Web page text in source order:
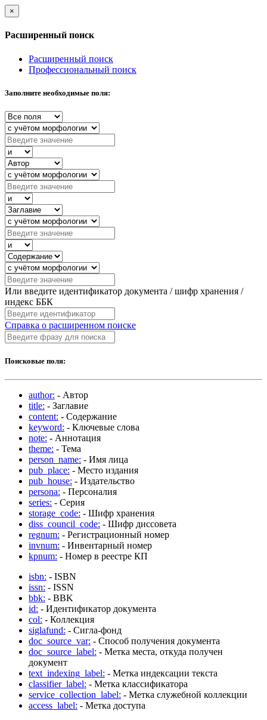
×
Расширенный поиск
Расширенный поиск
Профессиональный поиск
Заполните необходимые поля:
Или введите идентификатор документа / шифр хранения /
индекс ББК
Справка о расширенном поиске
Поисковые поля:
author: - Автор
title: - Заглавие
content: - Содержание
keyword: - Ключевые слова
note: - Аннотация
theme: - Тема
person_name: - Имя лица
pub_place: - Место издания
pub_house: - Издательство
persona: - Персоналия
series: - Серия
storage_code: - Шифр хранения
diss_council_code: - Шифр диссовета
regnum: - Регистрационный номер
invnum: - Инвентарный номер
kpnum: - Номер в реестре КП
isbn: - ISBN
issn: - ISSN
bbk: - BBK
id: - Идентификатор документа
col: - Коллекция
siglafund: - Сигла-фонд
doc_source_var: - Способ получения документа
doc_source_label: - Метка места, откуда получен
документ
text_indexing_label: - Метка индексации текста
classifier_label: - Метка классификатора
service_collection_label: - Метка служебной коллекции
access_label: - Метка доступа